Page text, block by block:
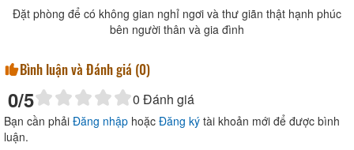
Đặt phòng để có không gian nghỉ ngơi và thư giãn thật hạnh phúc
bên người thân và gia đình
Bình luận và Đánh giá (0)
0/5 0 Đánh giá
Bạn cần phải Đăng nhập hoặc Đăng ký tài khoản mới để được bình
luận.